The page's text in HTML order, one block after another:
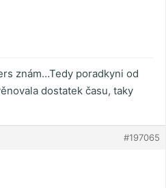
znám…Tedy poradkyni od
dostatek času, taky
#197065